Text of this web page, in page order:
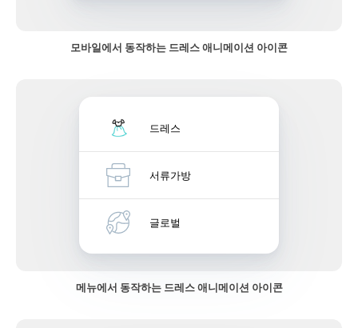
모바일에서 동작하는 드레스 애니메이션 아이콘
드레스
서류가방
글로벌
메뉴에서 동작하는 드레스 애니메이션 아이콘